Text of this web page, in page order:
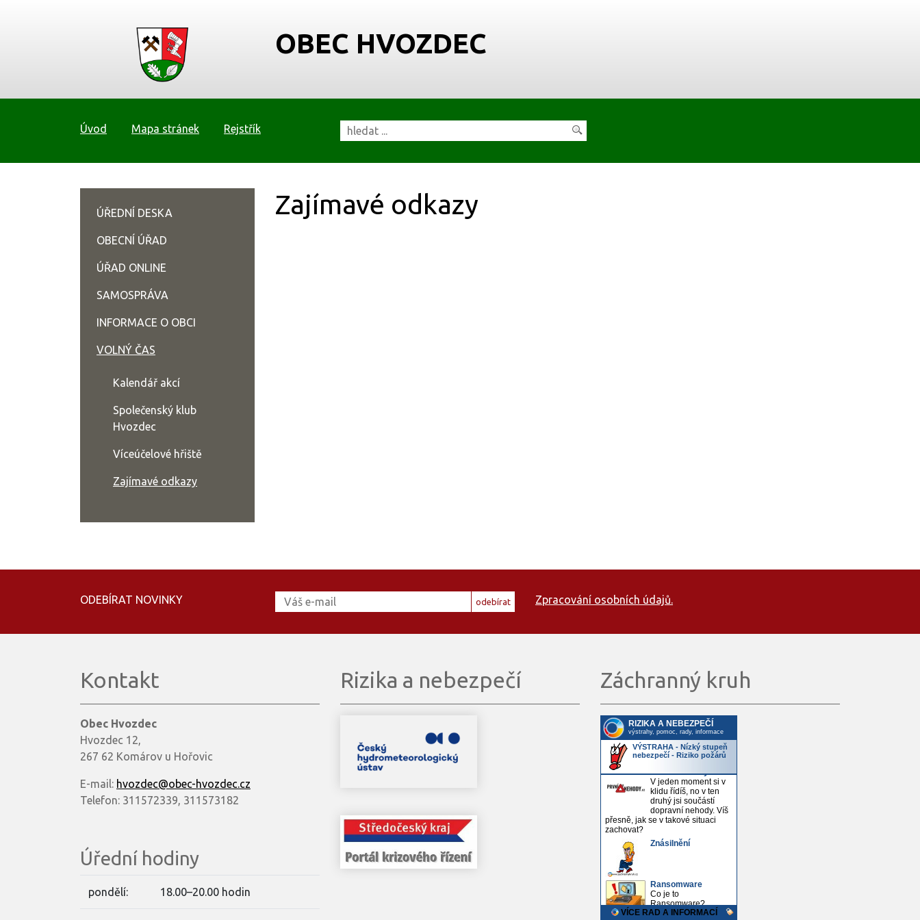
OBEC HVOZDEC
Úvod Mapa stránek Rejstřík
Zajímavé odkazy
ÚŘEDNÍ DESKA
OBECNÍ ÚŘAD
ÚŘAD ONLINE
SAMOSPRÁVA
INFORMACE O OBCI
VOLNÝ ČAS
Kalendář akcí
Společenský klub
Hvozdec
Víceúčelové hřiště
Zajímavé odkazy
ODEBÍRAT NOVINKY odebírat Zpracování osobních údajů.
Kontakt
Obec Hvozdec
Hvozdec 12,
267 62 Komárov u Hořovic
E-mail: hvozdec@obec-hvozdec.cz
Telefon: 311572339, 311573182
Úřední hodiny
pondělí: 18.00–20.00 hodin
Rizika a nebezpečí Záchranný kruh